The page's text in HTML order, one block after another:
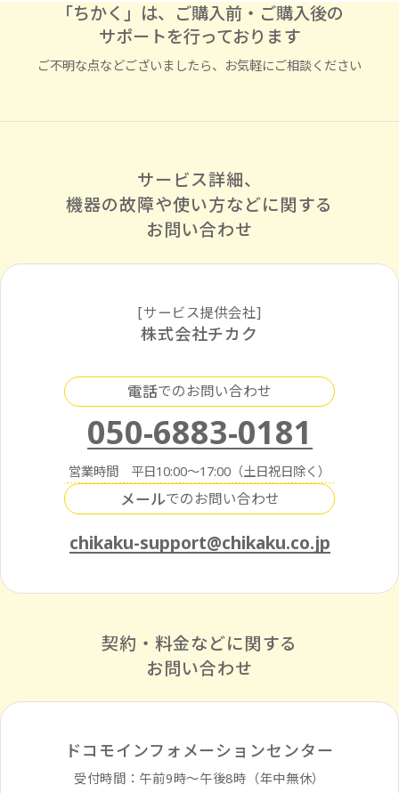
「ちかく」は、ご購入前・ご購入後の
サポートを行っております
ご不明な点などございましたら、お気軽にご相談ください
サービス詳細、
機器の故障や使い方などに関する
お問い合わせ
[サービス提供会社]
株式会社チカク
電話でのお問い合わせ
050-6883-0181
営業時間 平日10:00～17:00（土日祝日除く）
メールでのお問い合わせ
chikaku-support@chikaku.co.jp
契約・料金などに関する
お問い合わせ
ドコモインフォメーションセンター
受付時間：午前9時〜午後8時（年中無休）